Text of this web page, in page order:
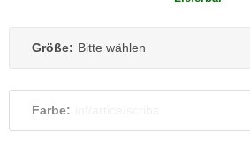
Größe: Bitte wählen
Farbe: